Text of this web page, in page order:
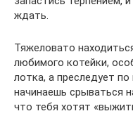
ждать.
Тяжеловато
любимого котейки,
лотка, а преследует
начинаешь срываться
что тебя хотят